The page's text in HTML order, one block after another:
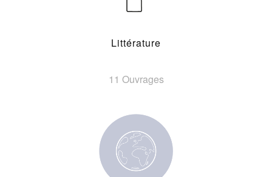
Littérature
11 Ouvrages